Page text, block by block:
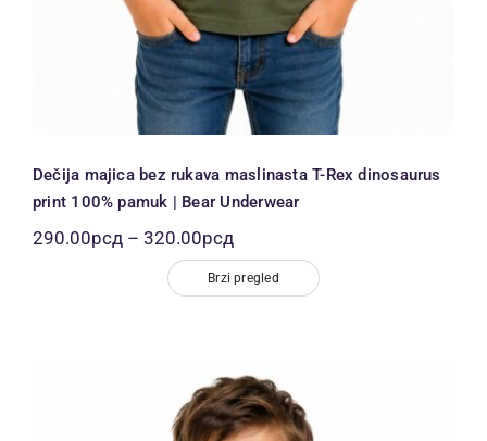
Dečija majica bez rukava maslinasta T-Rex dinosaurus
print 100% pamuk | Bear Underwear
290.00рсд – 320.00рсдРаспон
цена:
од
290.00рсд
Brzi pregled